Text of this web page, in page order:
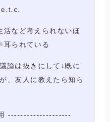
など考えられないほ
耳られている
論は抜きにして↓既に
、友人に教えたら知ら
--------------------